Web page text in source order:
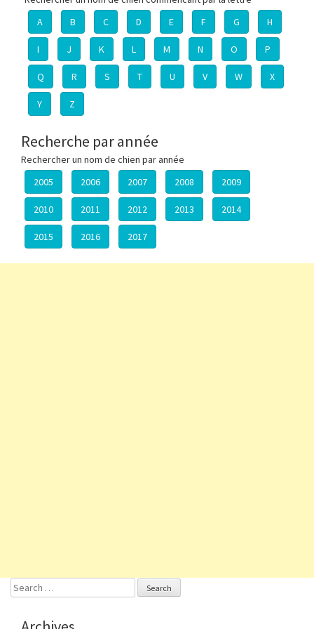
A
B C D E F G H
I J K L M N O P
Q R S T U V W X
Y Z
Recherche par année
Rechercher un nom de chien par année
2005
2006 2007 2008 2009
2010 2011 2012 2013 2014
2015 2016 2017
Search